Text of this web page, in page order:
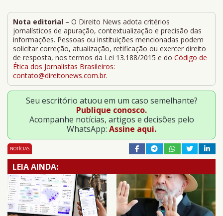
Nota editorial – O Direito News adota critérios
jornalísticos de apuração, contextualização e precisão das
informações. Pessoas ou instituições mencionadas podem
solicitar correção, atualização, retificação ou exercer direito
de resposta, nos termos da Lei 13.188/2015 e do Código de
Ética dos Jornalistas Brasileiros:
contato@direitonews.com.br.
Seu escritório atuou em um caso semelhante?
Publique conosco.
Acompanhe notícias, artigos e decisões pelo
WhatsApp: Assine aqui.
NOTÍCIAS
LEIA AINDA: